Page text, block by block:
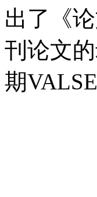
出了《
刊论文
期